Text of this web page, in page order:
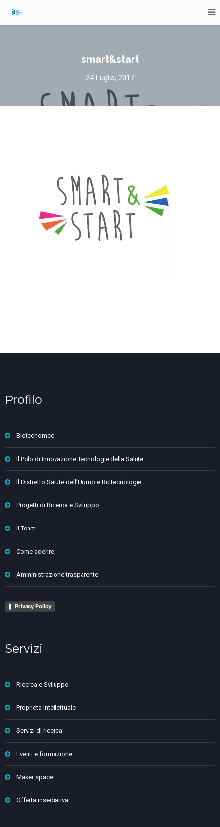
smart&start
24 Luglio, 2017
Profilo
Biotecnomed
Il Polo di Innovazione Tecnologie della Salute
Il Distretto Salute dell’Uomo e Biotecnologie
Progetti di Ricerca e Sviluppo
Il Team
Come aderire
Amministrazione trasparente
Privacy Policy
Servizi
Ricerca e Sviluppo
Proprietà Intellettuale
Servizi di ricerca
Eventi e formazione
Maker space
Offerta insediativa